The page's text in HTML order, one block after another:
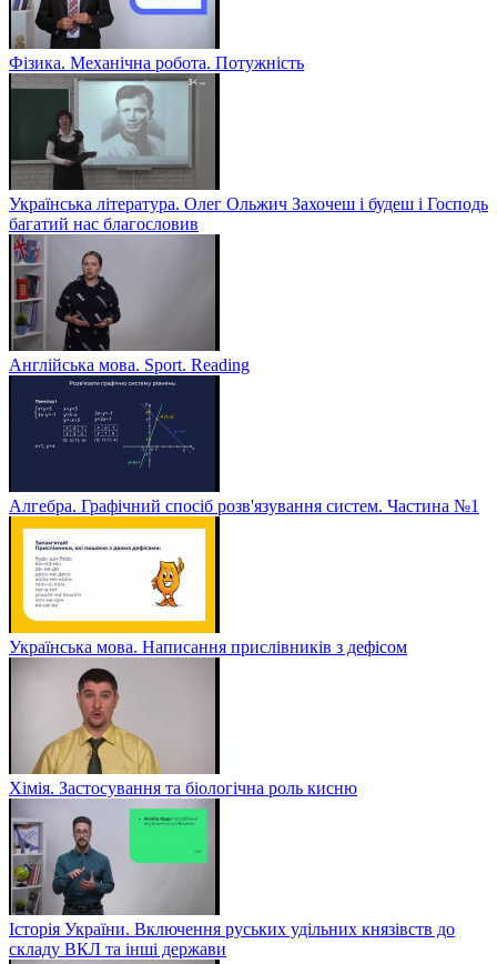
Фізика. Механічна робота. Потужність
Українська література. Олег Ольжич Захочеш і будеш і Господь
багатий нас благословив
Англійська мова. Sport. Reading
Алгебра. Графічний спосіб розв'язування систем. Частина №1
Українська мова. Написання прислівників з дефісом
Хімія. Застосування та біологічна роль кисню
Історія України. Включення руських удільних князівств до
складу ВКЛ та інші держави